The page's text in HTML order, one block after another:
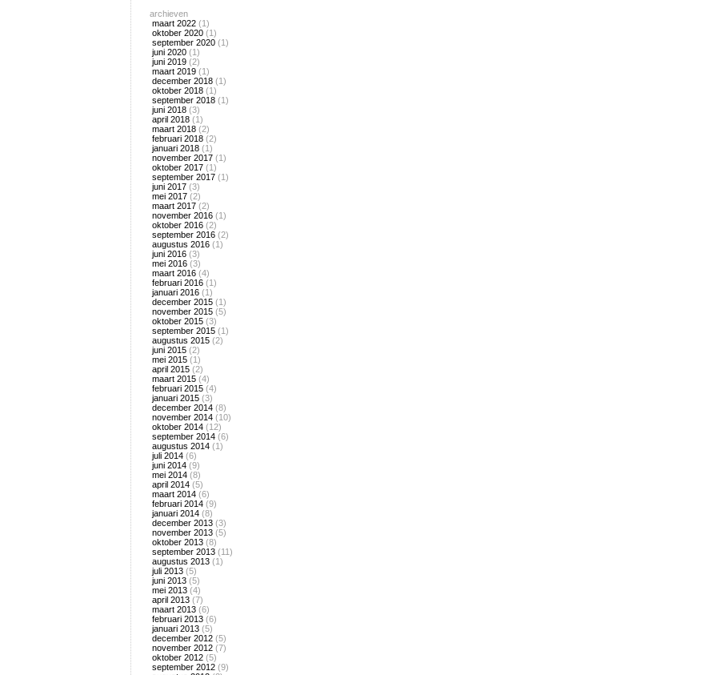
archieven
maart 2022 (1)
oktober 2020 (1)
september 2020 (1)
juni 2020 (1)
juni 2019 (2)
maart 2019 (1)
december 2018 (1)
oktober 2018 (1)
september 2018 (1)
juni 2018 (3)
april 2018 (1)
maart 2018 (2)
februari 2018 (2)
januari 2018 (1)
november 2017 (1)
oktober 2017 (1)
september 2017 (1)
juni 2017 (3)
mei 2017 (2)
maart 2017 (2)
november 2016 (1)
oktober 2016 (2)
september 2016 (2)
augustus 2016 (1)
juni 2016 (3)
mei 2016 (3)
maart 2016 (4)
februari 2016 (1)
januari 2016 (1)
december 2015 (1)
november 2015 (5)
oktober 2015 (3)
september 2015 (1)
augustus 2015 (2)
juni 2015 (2)
mei 2015 (1)
april 2015 (2)
maart 2015 (4)
februari 2015 (4)
januari 2015 (3)
december 2014 (8)
november 2014 (10)
oktober 2014 (12)
september 2014 (6)
augustus 2014 (1)
juli 2014 (6)
juni 2014 (9)
mei 2014 (8)
april 2014 (5)
maart 2014 (6)
februari 2014 (9)
januari 2014 (8)
december 2013 (3)
november 2013 (5)
oktober 2013 (8)
september 2013 (11)
augustus 2013 (1)
juli 2013 (5)
juni 2013 (5)
mei 2013 (4)
april 2013 (7)
maart 2013 (6)
februari 2013 (6)
januari 2013 (5)
december 2012 (5)
november 2012 (7)
oktober 2012 (5)
september 2012 (9)